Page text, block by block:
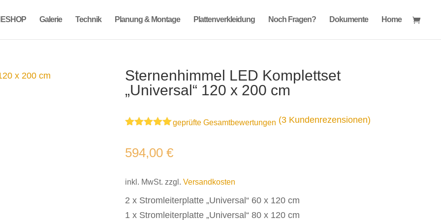
Galerie Technik Planung & Montage Plattenverkleidung Noch Fragen? Dokumente Home
Sternenhimmel LED Komplettset
„Universal“ 120 x 200 cm
von 5,
basierend
Kundenbewe
rtungen
geprüfte Gesamtbewertungen (3Kundenrezensionen)
594,00 €
inkl. MwSt. zzgl. Versandkosten
2 x Stromleiterplatte „Universal“ 60 x 120 cm
1 x Stromleiterplatte „Universal“ 80 x 120 cm